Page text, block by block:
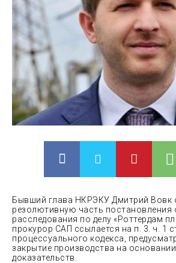
Бывший глава НКРЭКУ Дмитрий Вовк
резолютивную часть постановления
расследования по делу «Роттердам
прокурор САП ссылается на п. 3. ч. 1
процессуального кодекса,
закрытие производства на
доказательств.